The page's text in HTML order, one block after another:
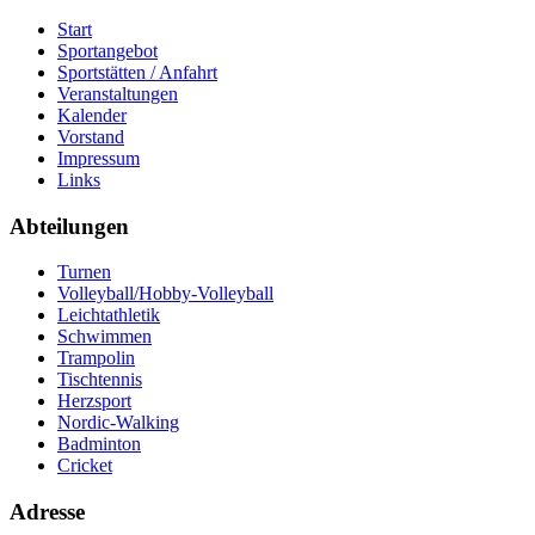
Start
Sportangebot
Sportstätten / Anfahrt
Veranstaltungen
Kalender
Vorstand
Impressum
Links
Abteilungen
Turnen
Volleyball/Hobby-Volleyball
Leichtathletik
Schwimmen
Trampolin
Tischtennis
Herzsport
Nordic-Walking
Badminton
Cricket
Adresse